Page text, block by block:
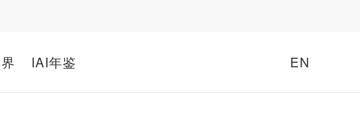
IAI年鉴 EN